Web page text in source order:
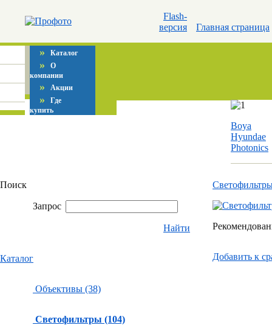
Flash-
версия
Главная страница
» Каталог
» О
компании
» Акции
» Где
купить
Boya
Hyundae
Photonics
Поиск
Запрос
Найти
Каталог
Объективы (38)
Светофильтры (104)
Добавить к